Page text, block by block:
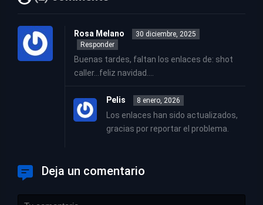
Rosa Melano
30 diciembre, 2025
Responder
Buenas tardes, faltan los enlaces de: shot
caller…feliz navidad….
Pelis 8 enero, 2026
Los enlaces han sido actualizados,
gracias por reportar el problema.
Deja un comentario